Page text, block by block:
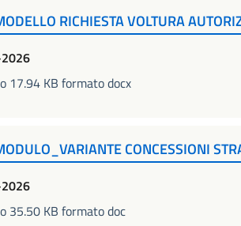
RICHIESTA VOLTURA
17.94 KB formato docx
CONCESSIONI
35.50 KB formato doc